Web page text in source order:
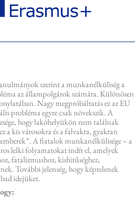
szerint a munkanélküliség a
az állampolgárok számára. Különösen
Nagy megpróbáltatás ez az EU
probléma egyre csak növekszik. A
hogy lakóhelyükön nem találnak
a kis városokra és a falvakra, gyakran
A fiatalok munkanélkülisége – a
lelki folyamatokat indít el, amelyek
fatalizmushoz, kishitűséghez,
További jelenség, hogy képtelenek
idejüket.